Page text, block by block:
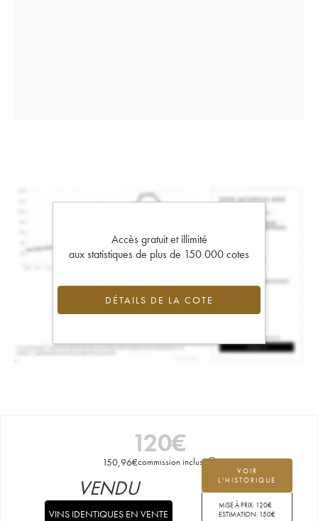
Accès gratuit et illimité
aux statistiques de plus de 150 000 cotes
DÉTAILS DE LA COTE
120€
150,96€commission incluse
VOIR
L'HISTORIQUE
MISE À PRIX: 120€
ESTIMATION: 150€
VENDU
VINS IDENTIQUES EN VENTE